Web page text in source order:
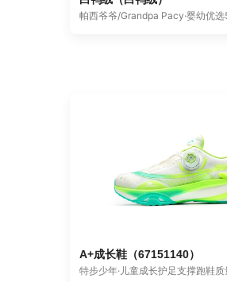
A+成长鞋（67151140）
特步少年·儿童成长护足支撑跑鞋质